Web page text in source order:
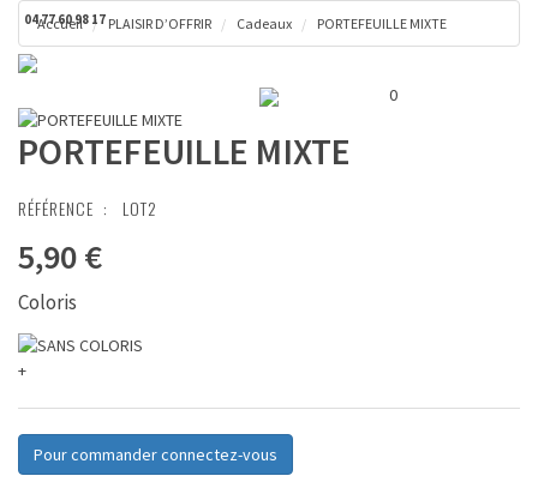
04 77 60 98 17
0
Accueil PLAISIR D’OFFRIR Cadeaux PORTEFEUILLE MIXTE
PORTEFEUILLE MIXTE
RÉFÉRENCE : LOT2
5,90 €
Coloris
+
Pour commander connectez-vous